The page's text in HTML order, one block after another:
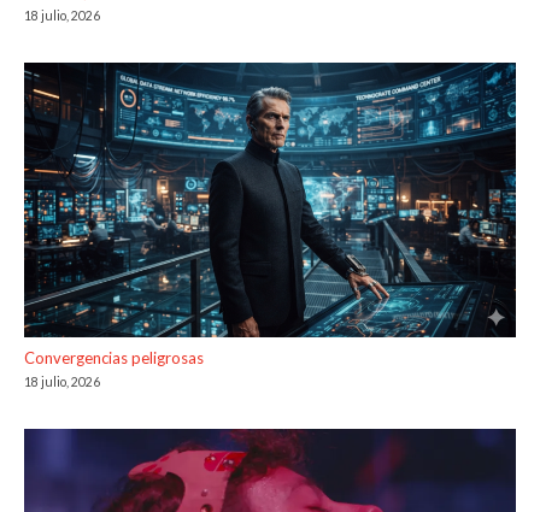
18 julio, 2026
Convergencias peligrosas
18 julio, 2026